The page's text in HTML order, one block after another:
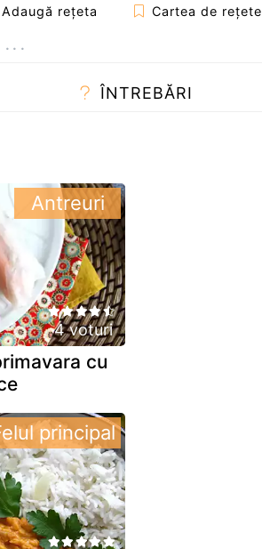
Adaugă reţeta Cartea de rețete
ÎNTREBĂRI
4 voturi
cu
Antreuri
principal